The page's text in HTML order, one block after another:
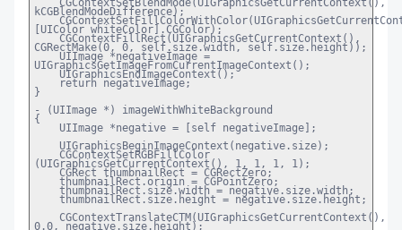
CGContextSetBlendMode(UIGraphicsGetCurrentContext(),
kCGBlendModeDifference);
[UIColor whiteColor].CGColor);
CGContextFillRect(UIGraphicsGetCurrentContext(),
CGRectMake(0, 0, self.size.width, self.size.height));
UIImage *negativeImage =
UIGraphicsGetImageFromCurrentImageContext();
UIGraphicsEndImageContext();
return negativeImage;
}
- (UIImage *) imageWithWhiteBackground
{
UIImage *negative = [self negativeImage];
UIGraphicsBeginImageContext(negative.size);
CGContextSetRGBFillColor
(UIGraphicsGetCurrentContext(), 1, 1, 1, 1);
CGRect thumbnailRect = CGRectZero;
thumbnailRect.origin = CGPointZero;
thumbnailRect.size.width = negative.size.width;
thumbnailRect.size.height = negative.size.height;
CGContextTranslateCTM(UIGraphicsGetCurrentContext(),
0.0, negative.size.height);